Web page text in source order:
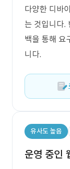
다양한 디바
는 것입니다.
백을 통해 요
니다.
유사도 높음
운영 중인